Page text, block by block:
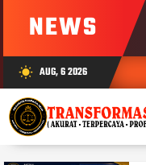
NEWS
wb_sunny AUG, 6 2026